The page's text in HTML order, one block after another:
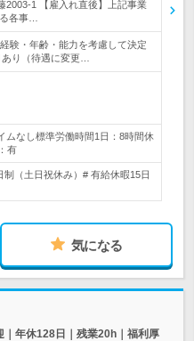
2003-1 【雇入れ直後】上記事業
各事…
験・年齢・能力を考慮して決定
り（待遇に変更…
なし標準労働時間1日：8時間休
有
（土日祝休み）# 有給休暇15日
気になる
｜年休128日｜残業20h｜福利厚